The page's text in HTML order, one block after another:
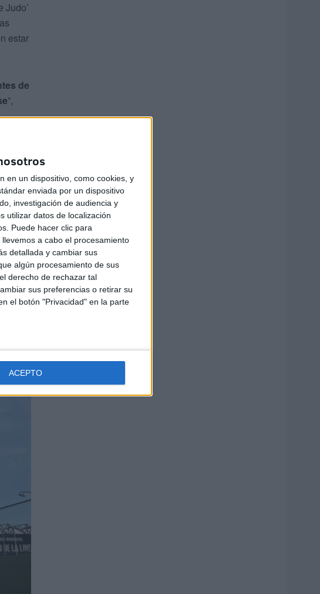
en un dispositivo, como cookies, y
enviada por un dispositivo
investigación de audiencia y
utilizar datos de localización
Puede hacer clic para
a cabo el procesamiento
detallada y cambiar sus
algún procesamiento de sus
derecho de rechazar tal
sus preferencias o retirar su
el botón "Privacidad" en la parte
ACEPTO
Judo’
estar
de
”,
a
a
con